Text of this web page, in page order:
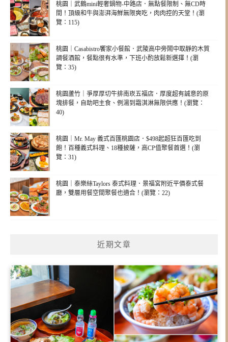
桃園｜武鶴mini輕奢鍋物-中路店．無點餐限制、無CD時
間！頂級和牛與澎湃海鮮無限爽吃，肉肉控的天堂！(瀏
覽：115)
桃園｜Casabistro饗家小餐館．武陵高中旁鬧中取靜的木質
調餐酒館，餐點很有水準，下班小酌放鬆新選擇！(瀏
覽：35)
桃園蘆竹｜爭厚厚切牛排南崁五福店．厚度超有誠意的原
塊排餐，自助吧主食、例湯到霜淇淋無限供應！(瀏覽：
40)
桃園｜Mr. May 義式百匯桃園店．$498起超狂百匯吃到
飽！百種義式料理、18種披薩，高CP值聚餐首選！(瀏
覽：31)
桃園｜泰樂絲Taylors 泰式料理．景福宮附近平價泰式餐
廳，雙層用餐空間聚餐也適合！(瀏覽：22)
近期文章